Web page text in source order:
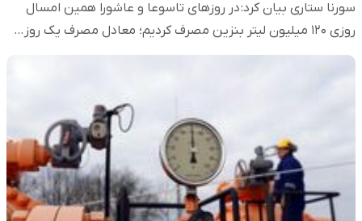
سورنا ستاری بیان کرد: در روزهای تاسوعا و عاشورا همین امسال
روزی ۱۲۰ میلیون لیتر بنزین مصرف کردیم؛ معادل مصرف یک روز…